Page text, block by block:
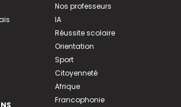
Nos professeurs
IA
Réussite scolaire
Orientation
Sport
Citoyenneté
Afrique
Francophonie